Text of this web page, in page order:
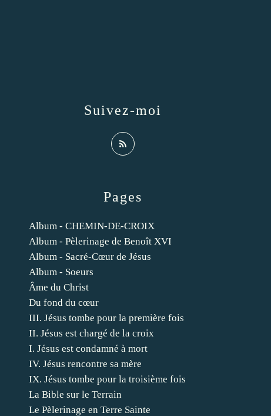
Pages
Album - CHEMIN-DE-CROIX
Album - Pèlerinage de Benoît XVI
Album - Sacré-Cœur de Jésus
Album - Soeurs
Âme du Christ
Du fond du cœur
III. Jésus tombe pour la première fois
II. Jésus est chargé de la croix
I. Jésus est condamné à mort
IV. Jésus rencontre sa mère
IX. Jésus tombe pour la troisième fois
La Bible sur le Terrain
Le Pèlerinage en Terre Sainte
Suivez-moi